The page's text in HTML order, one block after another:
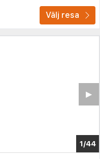
Välj resa
1/37
▶︎